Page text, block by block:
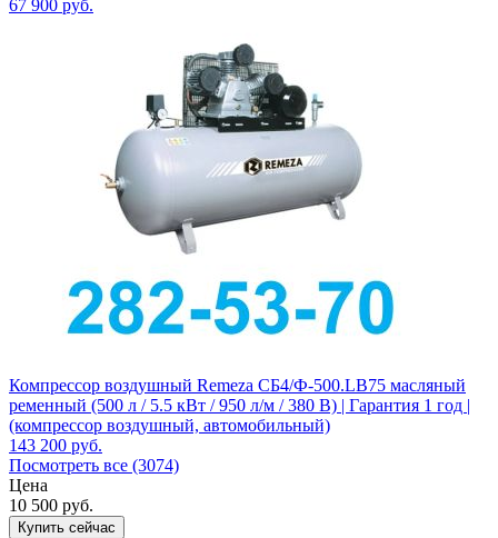
67 900 руб.
Компрессор воздушный Remeza СБ4/Ф-500.LB75 масляный
ременный (500 л / 5.5 кВт / 950 л/м / 380 В) | Гарантия 1 год |
(компрессор воздушный, автомобильный)
143 200 руб.
Посмотреть все (3074)
Цена
10 500 руб.
Купить сейчас